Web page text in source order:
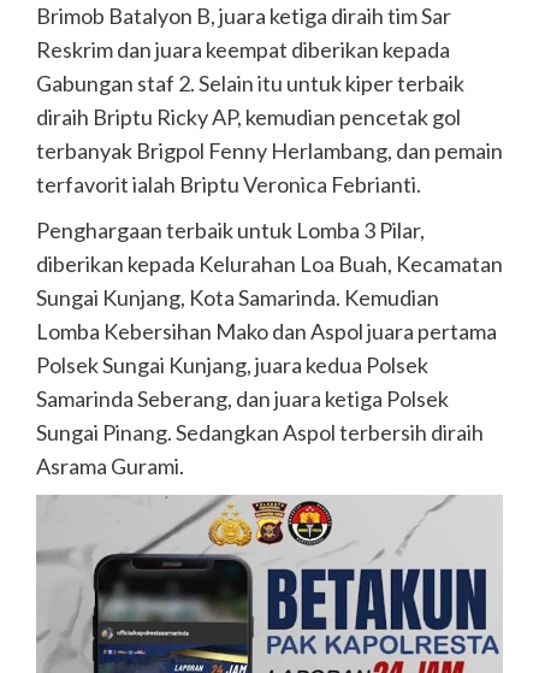
Brimob Batalyon B, juara ketiga diraih tim Sar
Reskrim dan juara keempat diberikan kepada
Gabungan staf 2. Selain itu untuk kiper terbaik
diraih Briptu Ricky AP, kemudian pencetak gol
terbanyak Brigpol Fenny Herlambang, dan pemain
terfavorit ialah Briptu Veronica Febrianti.
Penghargaan terbaik untuk Lomba 3 Pilar,
diberikan kepada Kelurahan Loa Buah, Kecamatan
Sungai Kunjang, Kota Samarinda. Kemudian
Lomba Kebersihan Mako dan Aspol juara pertama
Polsek Sungai Kunjang, juara kedua Polsek
Samarinda Seberang, dan juara ketiga Polsek
Sungai Pinang. Sedangkan Aspol terbersih diraih
Asrama Gurami.